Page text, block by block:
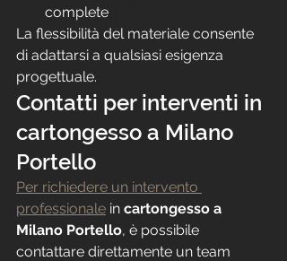
complete
La flessibilità del materiale consente
di adattarsi a qualsiasi esigenza
progettuale.
Contatti per interventi in
cartongesso a Milano
Portello
Per richiedere un intervento
professionale in cartongesso a
Milano Portello, è possibile
contattare direttamente un team